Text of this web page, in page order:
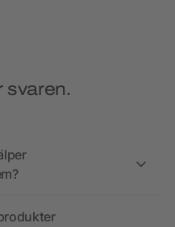
svaren.